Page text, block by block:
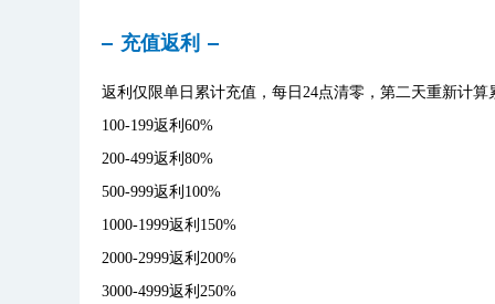
充值返利
返利仅限单日累计充值，每日24点清零，第二天重新计算
100-199返利60%
200-499返利80%
500-999返利100%
1000-1999返利150%
2000-2999返利200%
3000-4999返利250%